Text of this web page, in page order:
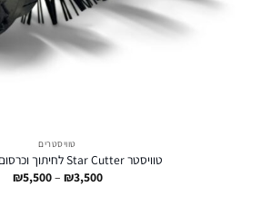
טוויסטרים
טוויסטר Star Cutter לחיתוך וכרסום – פרימיום
₪3,500
–
₪5,500 טווח